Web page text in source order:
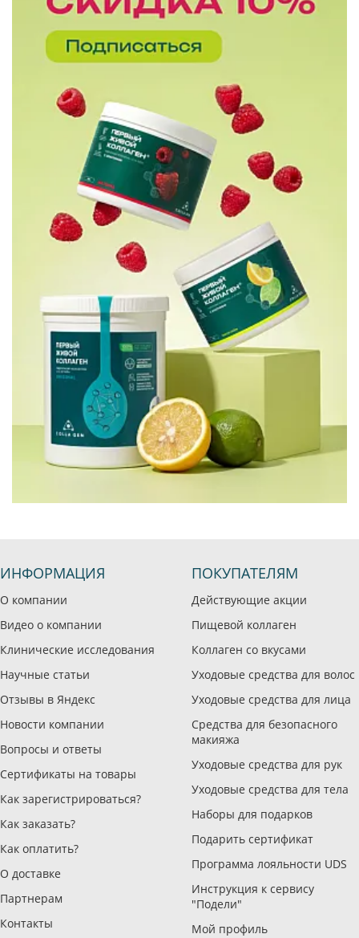
ИНФОРМАЦИЯ
О компании
Видео о компании
Клинические исследования
Научные статьи
Отзывы в Яндекс
Новости компании
Вопросы и ответы
Сертификаты на товары
Как зарегистрироваться?
Как заказать?
Как оплатить?
О доставке
Партнерам
Контакты
ПОКУПАТЕЛЯМ
Действующие акции
Пищевой коллаген
Коллаген со вкусами
Уходовые средства для волос
Уходовые средства для лица
Средства для безопасного
макияжа
Уходовые средства для рук
Уходовые средства для тела
Наборы для подарков
Подарить сертификат
Программа лояльности UDS
Инструкция к сервису
"Подели"
Мой профиль